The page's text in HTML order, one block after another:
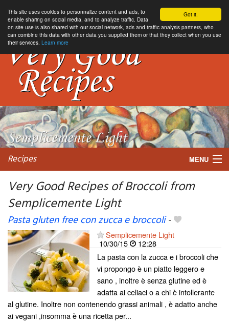
Got it.
This site uses cookies to personnalize content and ads, to
enable sharing on social media, and to analyze traffic. Data
on site use is also shared with our social network, ads and traffic analysis partners, who
can combine this data with other data you supplied them or that they collect when you use
their services. Learn more
Recipes MENU
My favorite blogs
Very Good Recipes of Broccoli from
Semplicemente Light
Pasta gluten free con zucca e broccoli-
Semplicemente Light
10/30/15
12:28
La pasta con la zucca e i broccoli che
vi propongo è un piatto leggero e
sano , inoltre è senza glutine ed è
adatta ai celiaci o a chi è intollerante
al glutine. Inoltre non contenendo grassi animali , è adatto anche
ai vegani ,insomma è una ricetta per...